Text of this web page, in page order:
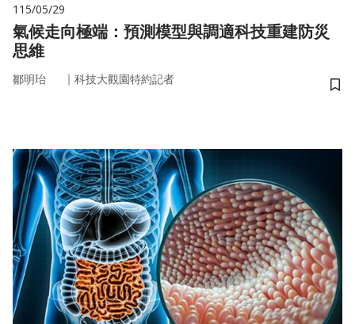
115/05/29
氣候走向極端：預測模型與調適科技重建防災
思維
鄒明珆 ｜ 科技大觀園特約記者
儲